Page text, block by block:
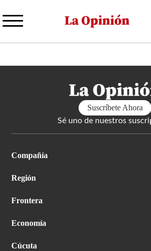
al
principal
Suscríbete Ahora
Sé uno de nuestros
Compañía
Región
Frontera
Economía
Cúcuta